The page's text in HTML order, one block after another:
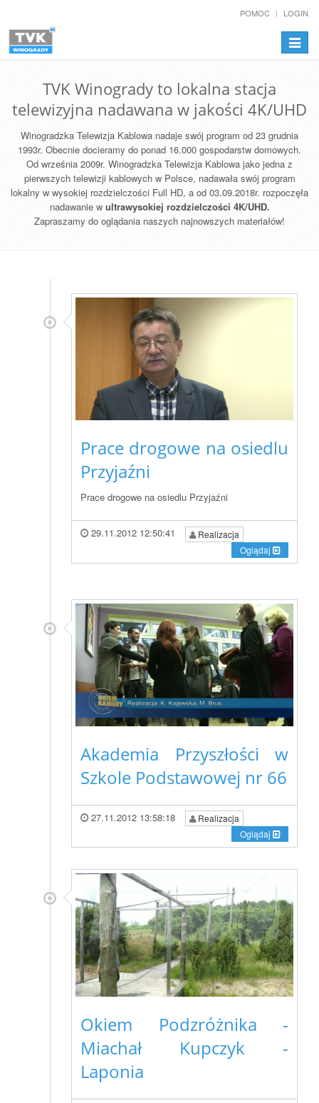
POMOC LOGIN
TVK Winogrady to lokalna stacja
telewizyjna nadawana w jakości 4K/UHD
Winogradzka Telewizja Kablowa nadaje swój program od 23 grudnia
1993r. Obecnie docieramy do ponad 16.000 gospodarstw domowych.
Od września 2009r. Winogradzka Telewizja Kablowa jako jedna z
pierwszych telewizji kablowych w Polsce, nadawała swój program
lokalny w wysokiej rozdzielczości Full HD, a od 03.09.2018r. rozpoczęła
nadawanie w ultrawysokiej rozdzielczości 4K/UHD.
Zapraszamy do oglądania naszych najnowszych materiałów!
Prace drogowe na osiedlu
Przyjaźni
Prace drogowe na osiedlu Przyjaźni
29.11.2012 12:50:41
Realizacja
Oglądaj
Akademia Przyszłości w
Szkole Podstawowej nr 66
27.11.2012 13:58:18
Realizacja
Oglądaj
Okiem Podzróżnika -
Miachał Kupczyk -
Laponia